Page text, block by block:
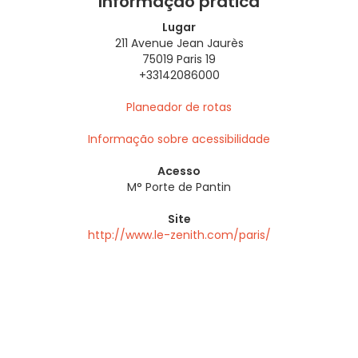
Lugar
211 Avenue Jean Jaurès
75019 Paris 19
+33142086000
Planeador de rotas
Informação sobre acessibilidade
Acesso
M° Porte de Pantin
Site
http://www.le-zenith.com/paris/